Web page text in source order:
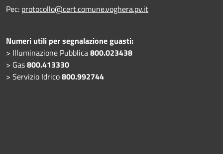
Pec: protocollo@cert.comune.voghera.pv.it
Numeri utili per segnalazione guasti:
> Illuminazione Pubblica800.023438
> Gas800.413330
> Servizio Idrico800.992744